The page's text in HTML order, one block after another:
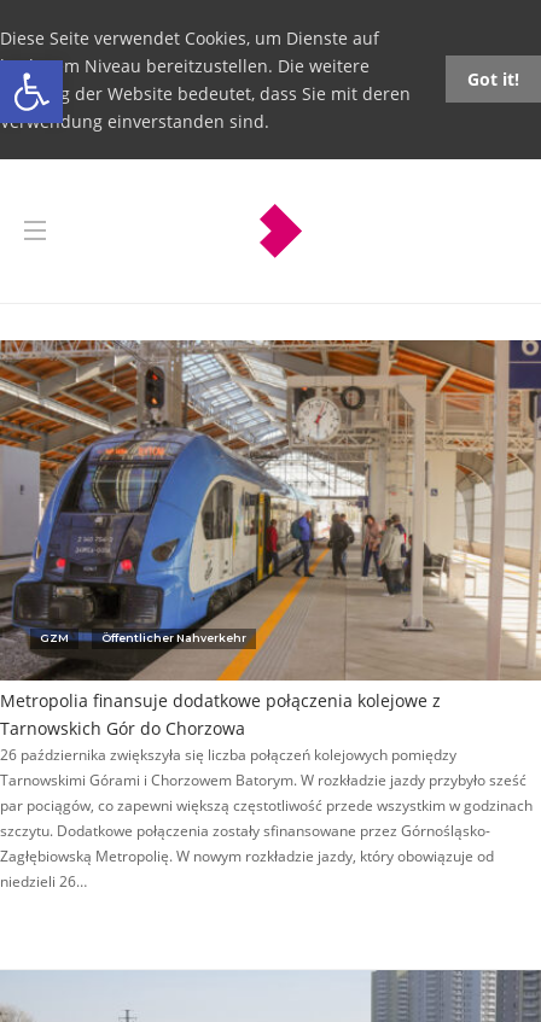
Open toolbar
Diese Seite verwendet Cookies, um Dienste auf
höchstem Niveau bereitzustellen. Die weitere
Nutzung der Website bedeutet, dass Sie mit deren
Verwendung einverstanden sind.
Got it!
GZM Öffentlicher Nahverkehr
Metropolia finansuje dodatkowe połączenia kolejowe z
Tarnowskich Gór do Chorzowa
26 października zwiększyła się liczba połączeń kolejowych pomiędzy
Tarnowskimi Górami i Chorzowem Batorym. W rozkładzie jazdy przybyło sześć
par pociągów, co zapewni większą częstotliwość przede wszystkim w godzinach
szczytu. Dodatkowe połączenia zostały sfinansowane przez Górnośląsko-
Zagłębiowską Metropolię. W nowym rozkładzie jazdy, który obowiązuje od
niedzieli 26…